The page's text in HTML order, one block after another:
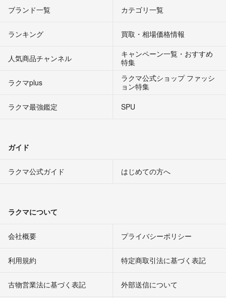
ブランド一覧 カテゴリ一覧
ランキング 買取・相場価格情報
人気商品チャンネル
キャンペーン一覧・おすすめ
特集
ラクマplus
ラクマ公式ショップ ファッシ
ョン特集
ラクマ最強鑑定
SPU
ガイド
ラクマ公式ガイド はじめての方へ
ラクマについて
会社概要 プライバシーポリシー
利用規約 特定商取引法に基づく表記
古物営業法に基づく表記 外部送信について